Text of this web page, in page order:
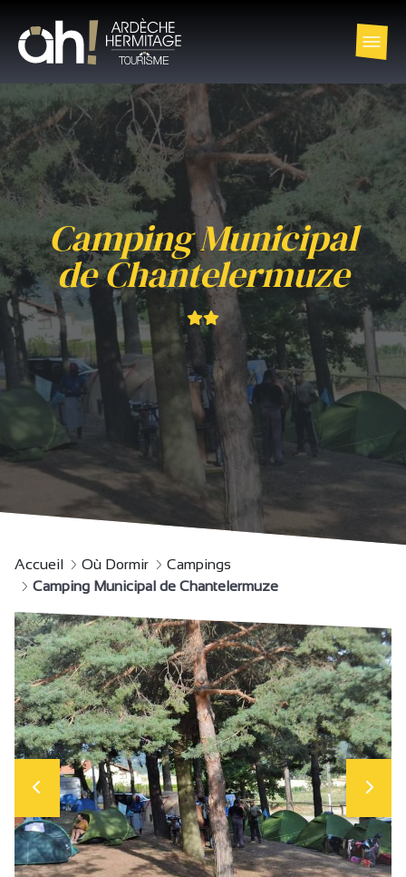
Camping Municipal
de Chantelermuze
Accueil Où Dormir
Campings
Camping Municipal de Chantelermuze